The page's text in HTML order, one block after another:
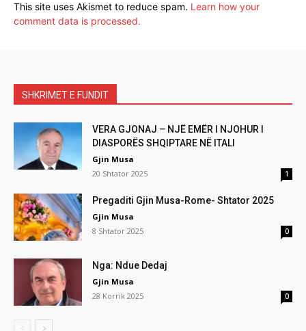
This site uses Akismet to reduce spam. Learn how your
comment data is processed.
SHKRIMET E FUNDIT
VERA GJONAJ – NJË EMËR I NJOHUR I
DIASPORËS SHQIPTARE NË ITALI
Gjin Musa
20 Shtator 2025
1
Pregaditi Gjin Musa-Rome- Shtator 2025
Gjin Musa
8 Shtator 2025
0
Nga: Ndue Dedaj
Gjin Musa
28 Korrik 2025
0